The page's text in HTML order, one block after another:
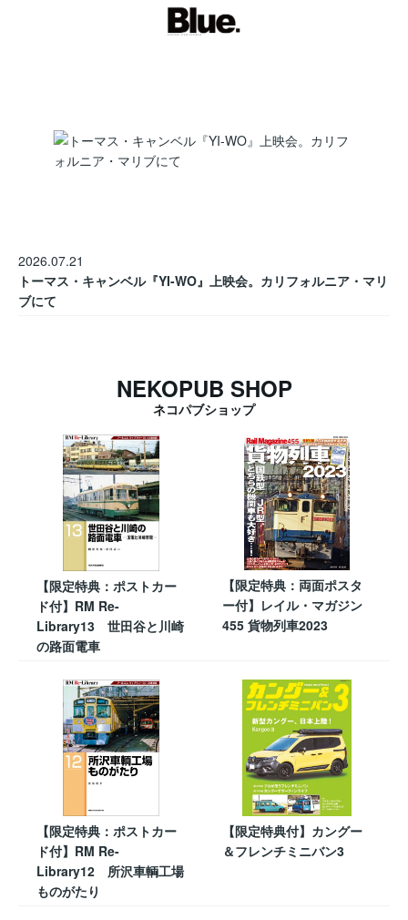
2026.07.21
トーマス・キャンベル『YI-WO』上映会。カリフォルニア・マリ
ブにて
NEKOPUB SHOP
ネコパブショップ
【限定特典：ポストカー
ド付】RM Re-
Library13 世田谷と川崎
の路面電車
【限定特典：両面ポスタ
ー付】レイル・マガジン
455 貨物列車2023
【限定特典：ポストカー
ド付】RM Re-
Library12 所沢車輌工場
ものがたり
【限定特典付】カングー
＆フレンチミニバン3